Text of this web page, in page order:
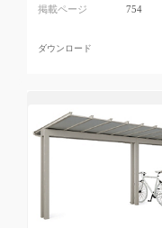
掲載ページ
754
ダウンロード